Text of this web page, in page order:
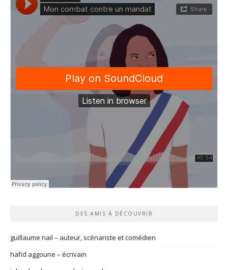
DES AMIS À DÉCOUVRIR
guillaume nail – auteur, scénariste et comédien
hafid aggoune – écrivain